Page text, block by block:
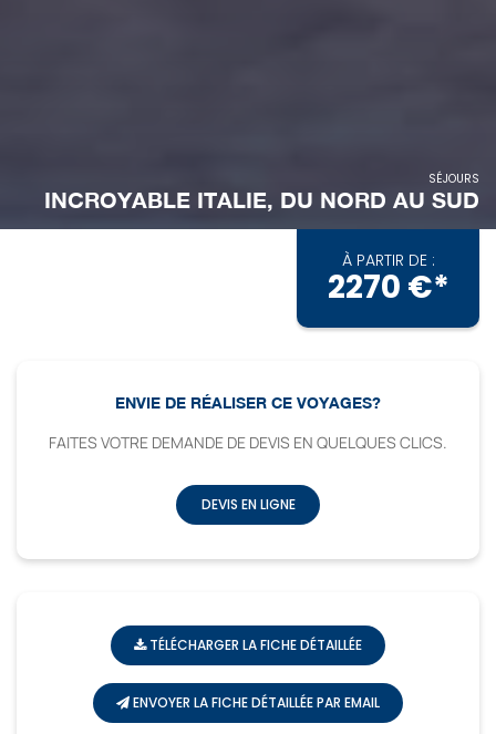
SÉJOURS
INCROYABLE ITALIE, DU NORD AU SUD
À PARTIR DE :
2270 €*
ENVIE DE RÉALISER CE VOYAGES?
FAITES VOTRE DEMANDE DE DEVIS EN QUELQUES CLICS.
DEVIS EN LIGNE
TÉLÉCHARGER LA FICHE DÉTAILLÉE
ENVOYER LA FICHE DÉTAILLÉE PAR EMAIL